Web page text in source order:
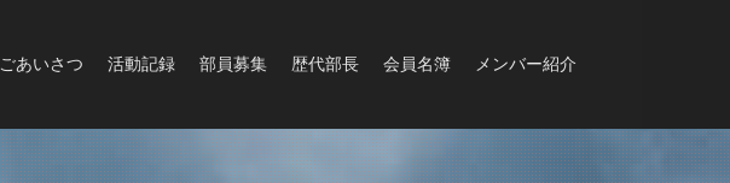
ごあいさつ 活動記録 部員募集 歴代部長 会員名簿 メンバー紹介